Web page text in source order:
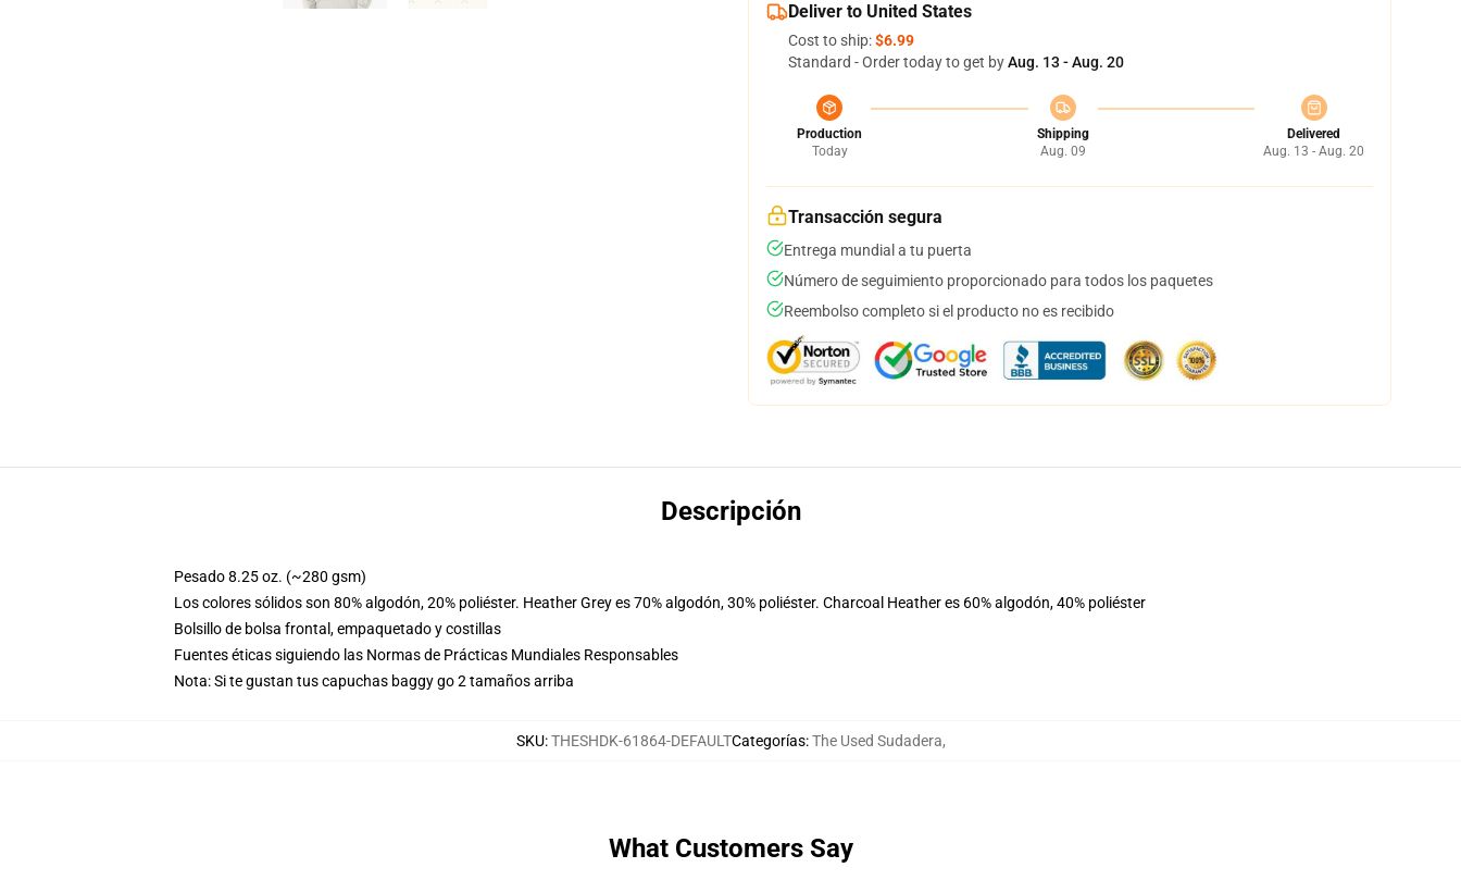
Deliver to United States
Cost to ship:$6.99
Standard - Order today to get byAug. 13 - Aug. 20
Production
Today
Shipping
Aug. 09
Delivered
Aug. 13 - Aug. 20
Transacción segura
Entrega mundial a tu puerta
Número de seguimiento proporcionado para todos los paquetes
Reembolso completo si el producto no es recibido
Descripción
Pesado 8.25 oz. (~280 gsm)
Los colores sólidos son 80% algodón, 20% poliéster. Heather Grey es 70% algodón, 30% poliéster. Charcoal Heather es 60% algodón, 40% poliéster
Bolsillo de bolsa frontal, empaquetado y costillas
Fuentes éticas siguiendo las Normas de Prácticas Mundiales Responsables
Nota: Si te gustan tus capuchas baggy go 2 tamaños arriba
SKU:THESHDK-61864-DEFAULTCategorías:The Used Sudadera,
What Customers Say